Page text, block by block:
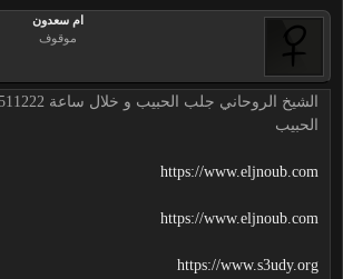
ام سعدون
موقوف
الحبيب
https://www.eljnoub.com
https://www.eljnoub.com
https://www.s3udy.org